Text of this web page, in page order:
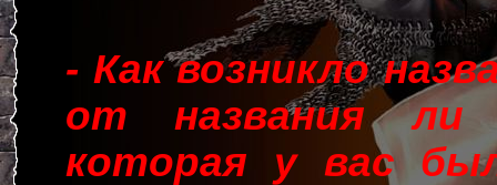
- Как возникло
от названия ли
которая у вас